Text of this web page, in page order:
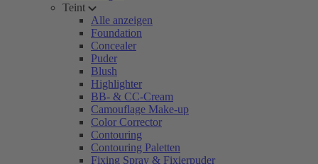
Teint
Alle anzeigen
Foundation
Concealer
Puder
Blush
Highlighter
BB- & CC-Cream
Camouflage Make-up
Color Corrector
Contouring
Contouring Paletten
Fixing Spray & Fixierpuder